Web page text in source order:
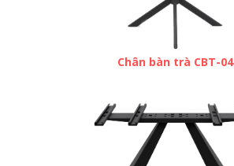
Chân bàn trà CBT-04